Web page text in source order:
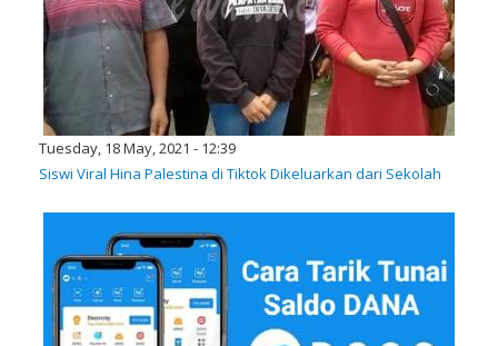
Tuesday, 18 May, 2021 - 12:39
Siswi Viral Hina Palestina di Tiktok Dikeluarkan dari Sekolah